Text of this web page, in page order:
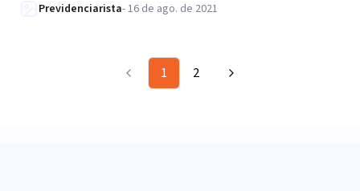
barro ou argila como matéria-prima. Geralmente, suas
ou telhas. Em decorrência das atividades exercidas por este
profissional, há exposição contínua a altas &hellip;
Continue lendo &#8220;Aposentadoria do oleiro
Previdenciarista-16 de ago. de 2021
1 2